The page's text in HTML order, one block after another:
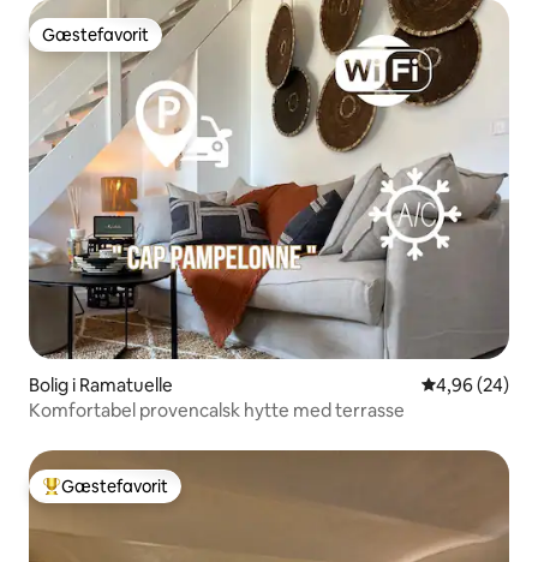
Gæstefavorit
Gæstefavorit
Bolig i Ramatuelle 4,96 ud af 5 i
4,96 (24)
Komfortabel provencalsk hytte med terrasse
Bedste gæstefavorit
Gæstefavorit